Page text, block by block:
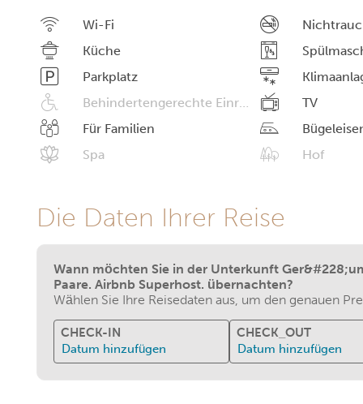
Wi-Fi
Küche
Parkplatz
Behindertengerechte Einrichtungen
TV
Für Familien
Spa
Hof
Die Daten Ihrer Reise
Wann möchten Sie in der Unterkunft
Paare. Airbnb Superhost. übernachten?
Wählen Sie Ihre Reisedaten aus, um den genauen
CHECK-IN
Datum hinzufügen
CHECK_OUT
Datum hinzufügen